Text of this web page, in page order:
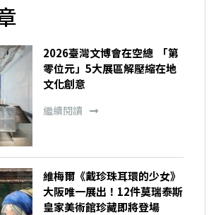
2026臺灣文博會在空總 「第
零位元」5大展區解壓縮在地
文化創意
繼續閱讀
維梅爾《戴珍珠耳環的少女》
大阪唯一展出！12件莫瑞泰斯
皇家美術館珍藏即將登場